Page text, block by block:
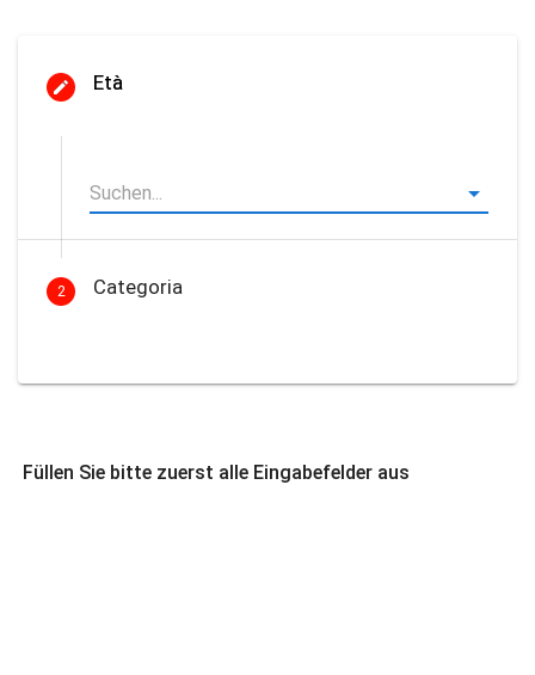
Età
2 Categoria
Füllen Sie bitte zuerst alle Eingabefelder aus